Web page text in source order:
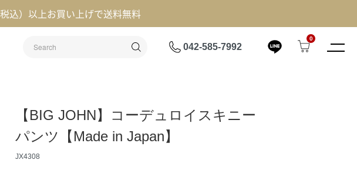
込）以上お買い上げで送料無料
042-585-7992
0
【BIG JOHN】コーデュロイスキニー
パンツ【Made in Japan】
JX4308